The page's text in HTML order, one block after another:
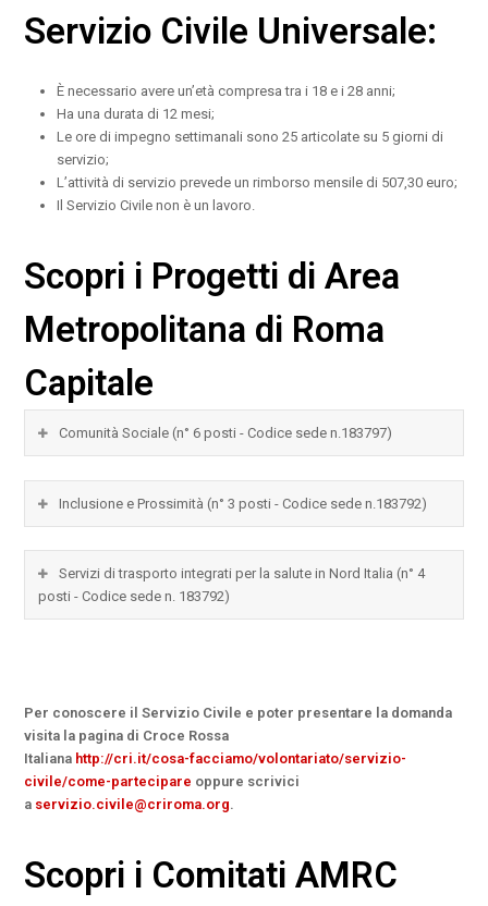
Servizio Civile Universale:
È necessario avere un’età compresa tra i 18 e i 28 anni;
Ha una durata di 12 mesi;
Le ore di impegno settimanali sono 25 articolate su 5 giorni di
servizio;
L’attività di servizio prevede un rimborso mensile di 507,30 euro;
Il Servizio Civile non è un lavoro.
Scopri i Progetti di Area
Metropolitana di Roma
Capitale
Comunità Sociale (n° 6 posti - Codice sede n.183797)
Inclusione e Prossimità (n° 3 posti - Codice sede n.183792)
Servizi di trasporto integrati per la salute in Nord Italia (n° 4
posti - Codice sede n. 183792)
Per conoscere il Servizio Civile e poter presentare la domanda
visita la pagina di Croce Rossa
Italiana http://cri.it/cosa-facciamo/volontariato/servizio-
civile/come-partecipare oppure scrivici
a servizio.civile@criroma.org.
Scopri i Comitati AMRC